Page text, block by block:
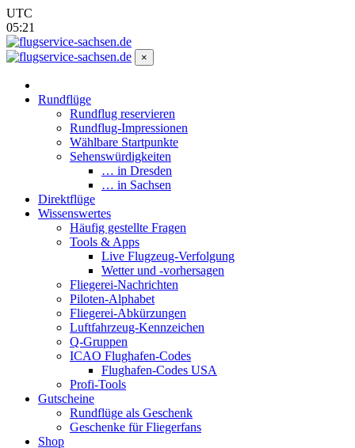
UTC
05:21
×
Rundflüge
Rundflug reservieren
Rundflug-Impressionen
Wählbare Startpunkte
Sehenswürdigkeiten
… in Dresden
… in Sachsen
Direktflüge
Wissenswertes
Häufig gestellte Fragen
Tools & Apps
Live Flugzeug-Verfolgung
Wetter und -vorhersagen
Fliegerei-Nachrichten
Piloten-Alphabet
Fliegerei-Abkürzungen
Luftfahrzeug-Kennzeichen
Q-Gruppen
ICAO Flughafen-Codes
Flughafen-Codes USA
Profi-Tools
Gutscheine
Rundflüge als Geschenk
Geschenke für Fliegerfans
Shop